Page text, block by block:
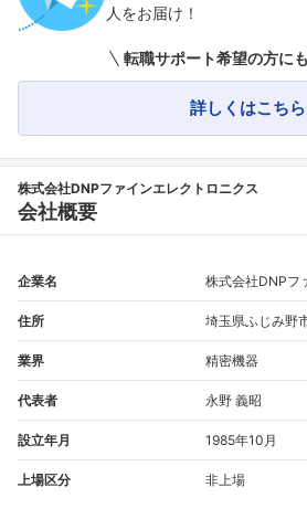
フォローしま
こちらの企業もフォローし
人をお届け！
転職サポート希望の方に
詳しくはこちら
株式会社DNPファインエレクトロニクス
会社概要
企業名 株式会社DNPフ
住所 埼玉県ふじみ野
業界 精密機器
代表者 永野 義昭
設立年月 1985年10月
上場区分 非上場